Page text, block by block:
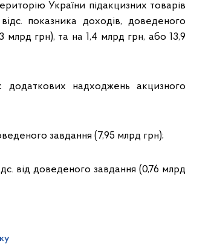
України підакцизних товарів
показника доходів, доведеного
млрд грн), та на 1,4 млрд грн, або 13,9
додаткових надходжень акцизного
завдання (7,95 млрд грн);
від доведеного завдання (0,76 млрд